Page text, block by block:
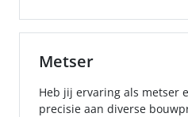
Metser
Heb jij ervaring als metser
precisie aan diverse